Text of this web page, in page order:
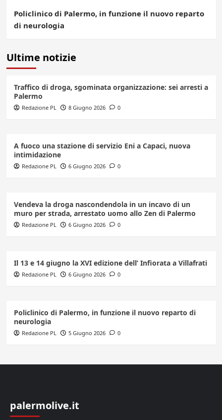
Policlinico di Palermo, in funzione il nuovo reparto
di neurologia
Ultime notizie
Traffico di droga, sgominata organizzazione: sei arresti a
Palermo
Redazione PL 8 Giugno 2026 0
A fuoco una stazione di servizio Eni a Capaci, nuova
intimidazione
Redazione PL 6 Giugno 2026 0
Vendeva la droga nascondendola in un incavo di un
muro per strada, arrestato uomo allo Zen di Palermo
Redazione PL 6 Giugno 2026 0
Il 13 e 14 giugno la XVI edizione dell’ Infiorata a Villafrati
Redazione PL 6 Giugno 2026 0
Policlinico di Palermo, in funzione il nuovo reparto di
neurologia
Redazione PL 5 Giugno 2026 0
palermolive.it